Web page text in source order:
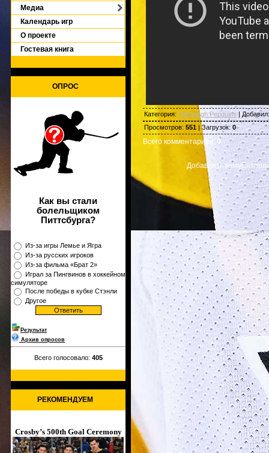
Медиа
Календарь игр
О проекте
Гостевая книга
ОПРОС
Как вы стали
болельщиком
Питтсбурга?
Из-за игры Лемье и Ягра
Из-за русских игроков
Из-за фильма «Брат 2»
Играл за Пингвинов в хоккейном
симуляторе
После победы в кубке Стэнли
Другое
Результат
Архив опросов
Всего голосовало: 405
РЕКОМЕНДУЕМ
Crosby’s 500th Goal Ceremony
Категория: Pittsburgh Penguins Добавил
Просмотров: 551 |Загрузок: 0
Всего комментариев : 0
Добавлять